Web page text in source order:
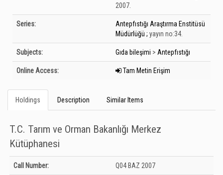
2007.
Series:
Antepfıstığı Araştırma Enstitüsü
Müdürlüğü ; yayın no:34.
Subjects: Gıda bileşimi > Antepfıstığı
Online Access: Tam Metin Erişim
Holdings Description Similar Items
T.C. Tarım ve Orman Bakanlığı Merkez
Kütüphanesi
Holdings details from T.C. Tarım ve Orman Bakanlığı Merkez Kütüphanesi:
Unknown
Call Number: Q04 BAZ 2007